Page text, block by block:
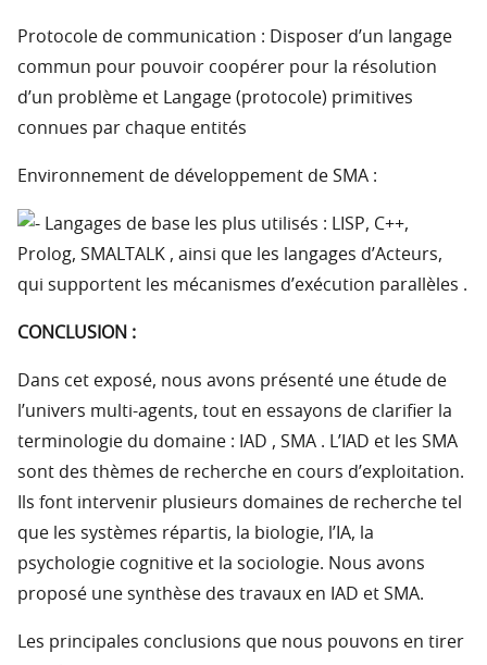
Protocole de communication : Disposer d’un langage
commun pour pouvoir coopérer pour la résolution
d’un problème et Langage (protocole) primitives
connues par chaque entités
Environnement de développement de SMA :
Langages de base les plus utilisés : LISP, C++,
Prolog, SMALTALK , ainsi que les langages d’Acteurs,
qui supportent les mécanismes d’exécution parallèles .
CONCLUSION :
Dans cet exposé, nous avons présenté une étude de
l’univers multi-agents, tout en essayons de clarifier la
terminologie du domaine : IAD , SMA . L’IAD et les SMA
sont des thèmes de recherche en cours d’exploitation.
Ils font intervenir plusieurs domaines de recherche tel
que les systèmes répartis, la biologie, l’IA, la
psychologie cognitive et la sociologie. Nous avons
proposé une synthèse des travaux en IAD et SMA.
Les principales conclusions que nous pouvons en tirer